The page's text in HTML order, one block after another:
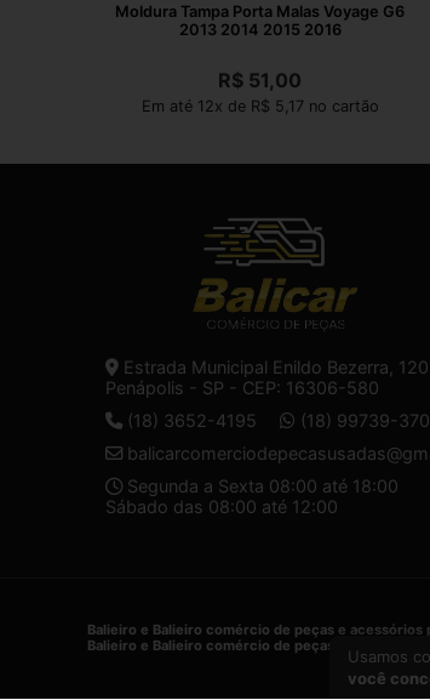
Moldura Tampa Porta Malas Voyage G6
2013 2014 2015 2016
R$ 51,00
Em até 12x de R$ 5,17 no cartão
Estrada Municipal Enildo Bezerra,
Penápolis - SP - CEP: 16306-580
(18) 3652-4195
(18) 99739-
Segunda a Sexta 08:00 até 18:00
Sábado das 08:00 até 12:00
Balieiro e Balieiro comércio de peças e acessórios
Balieiro e Balieiro comércio de peças e acessórios
Usamos
você